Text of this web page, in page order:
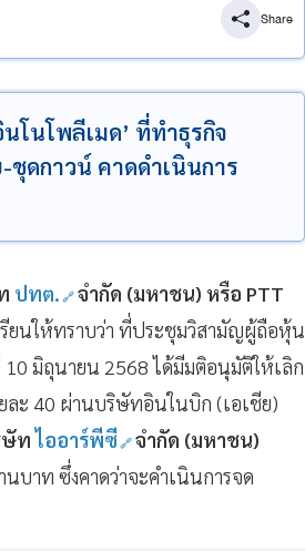
Share
โนโพลีเมด’ ที่ทำธุรกิจ
ดกาวน์ คาดดำเนินการ
ปทต. จำกัด (มหาชน) หรือ PTT
ยนให้ทราบว่า ที่ประชุมวิสามัญผู้ถือหุ้น
มิถุนายน 2568 ได้มีมติอนุมัติให้เลิก
ะ 40 ผ่านบริษัทอินในบิก (เอเชีย)
ทไออาร์พีซี จำกัด (มหาชน)
าท ซึ่งคาดว่าจะคำเนินการจด